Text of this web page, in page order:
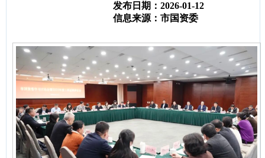
发布日期：2026-01-12
信息来源：市国资委